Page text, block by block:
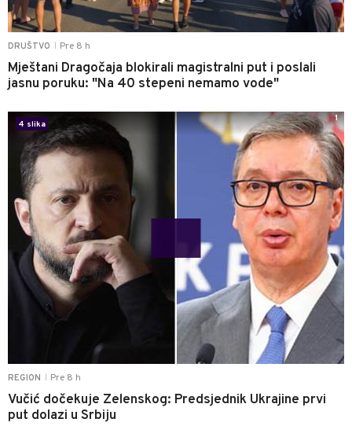
DRUŠTVO Pre 8 h
Mještani Dragočaja blokirali magistralni put i poslali
jasnu poruku: "Na 40 stepeni nemamo vode"
REGION Pre 8 h
Vučić dočekuje Zelenskog: Predsjednik Ukrajine prvi
put dolazi u Srbiju
4 slika
1